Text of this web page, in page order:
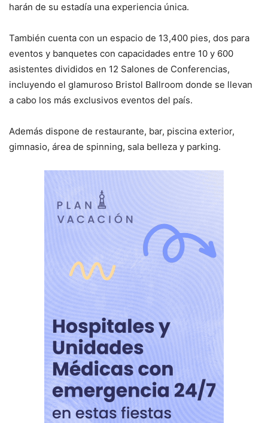
harán de su estadía una experiencia única.
También cuenta con un espacio de 13,400 pies, dos para
eventos y banquetes con capacidades entre 10 y 600
asistentes divididos en 12 Salones de Conferencias,
incluyendo el glamuroso Bristol Ballroom donde se llevan
a cabo los más exclusivos eventos del país.
Además dispone de restaurante, bar, piscina exterior,
gimnasio, área de spinning, sala belleza y parking.